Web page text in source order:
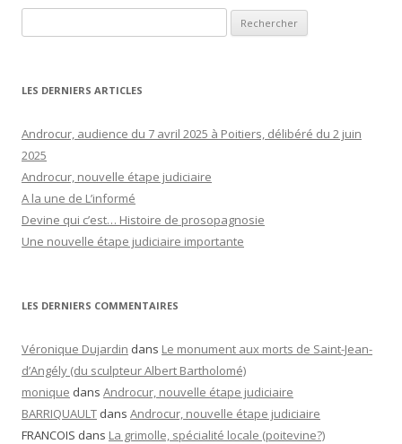
LES DERNIERS ARTICLES
Androcur, audience du 7 avril 2025 à Poitiers, délibéré du 2 juin
2025
Androcur, nouvelle étape judiciaire
A la une de L’informé
Devine qui c’est… Histoire de prosopagnosie
Une nouvelle étape judiciaire importante
LES DERNIERS COMMENTAIRES
Véronique Dujardin dans Le monument aux morts de Saint-Jean-
d’Angély (du sculpteur Albert Bartholomé)
monique dans Androcur, nouvelle étape judiciaire
BARRIQUAULT dans Androcur, nouvelle étape judiciaire
FRANCOIS dans La grimolle, spécialité locale (poitevine?)